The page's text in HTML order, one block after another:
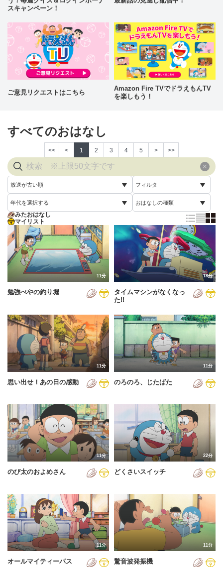
スキャンペーン！
ご意見リクエストはこちら
Amazon Fire TVでドラえもんTV
を楽しもう！
すべてのおはなし
<< < 1 2 3 4 5 > >>
放送が古い順
放送が古い順
放送が新しい順
配信が古い順
配信が新しい順
あいうえお順(降順)
動画が長い順
動画が短い順
フィルタ
すべて
未視聴
年代を選択する
すべて
2005年
2006年
2007年
2008年
2011年
2012年
2013年
2014年
2015年
2016年
2017年
2019年
2020年
2021年
2022年
おはなしの種類
通常回
誕生日スペシャル
みたおはなし
マイリスト
11分
勉強べやの釣り堀
18分
タイムマシンがなくなっ
た!!
11分
思い出せ！あの日の感動
11分
のろのろ、じたばた
11分
のび太のおよめさん
22分
どくさいスイッチ
11分
オールマイティーパス
11分
驚音波発振機